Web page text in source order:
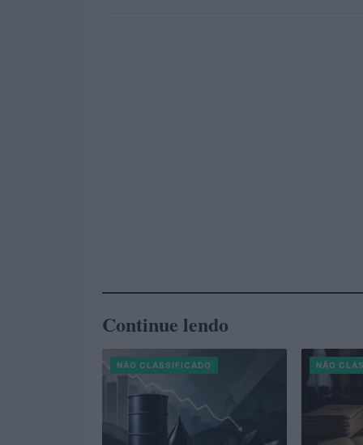
Continue lendo
NÃO CLASSIFICADO NÃO